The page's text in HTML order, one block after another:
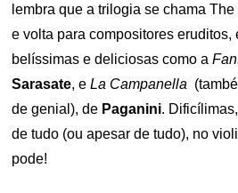
lembra que a trilogia se chama
e volta para compositores eruditos,
belíssimas e deliciosas como a
Sarasate, eLa Campanella
de genial), de Paganini.
de tudo (ou apesar de tudo), no
pode!